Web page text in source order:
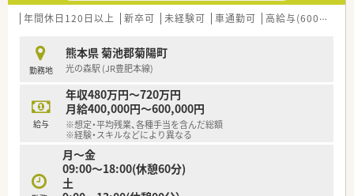
年間休日120日以上 新卒可 未経験可 車通勤可 高給与(600万円以上)
勤務地
熊本県 菊池郡菊陽町
光の森駅 (JR豊肥本線)
給与
年収480万円～720万円
月給400,000円～600,000円
※想定・平均残業、各種手当を含んだ総額
※経験・スキルなどにより異なる
月～金
09:00～18:00(休憩60分)
土